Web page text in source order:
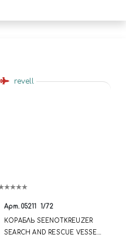
revell
Арт. 05211 1/72
КОРАБЛЬ SEENOTKREUZER
SEARCH AND RESCUE VESSEL